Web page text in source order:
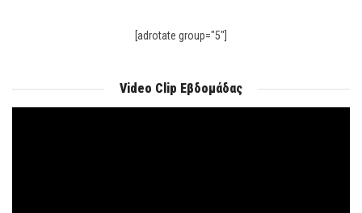
[adrotate group="5"]
Video Clip Εβδομάδας